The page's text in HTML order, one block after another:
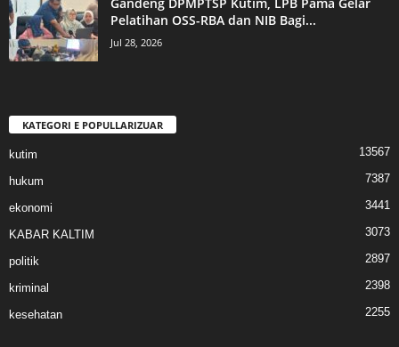
Pelatihan OSS-RBA dan NIB Bagi...
Jul 28, 2026
KATEGORI E POPULLARIZUAR
kutim 13567
hukum 7387
ekonomi 3441
KABAR KALTIM 3073
politik 2897
kriminal 2398
kesehatan 2255